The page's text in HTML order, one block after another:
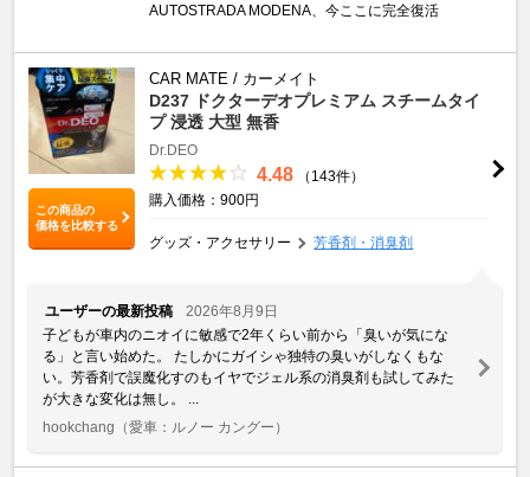
AUTOSTRADA MODENA、今ここに完全復活
この商品の
価格を比較する
CAR MATE / カーメイト
D237 ドクターデオプレミアム スチームタイ
プ 浸透 大型 無香
Dr.DEO
4.48
（143件）
購入価格：900円
グッズ・アクセサリー 芳香剤・消臭剤
ユーザーの最新投稿
2026年8月9日
子どもが車内のニオイに敏感で2年くらい前から「臭いが気にな
る」と言い始めた。 たしかにガイシゃ独特の臭いがしなくもな
い。芳香剤で誤魔化すのもイヤでジェル系の消臭剤も試してみた
が大きな変化は無し。 ...
hookchang （愛車：ルノー カングー）